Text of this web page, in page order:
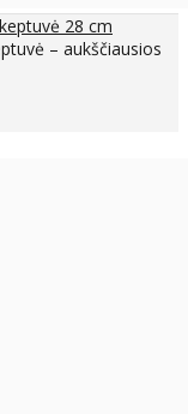
28 cm
– aukščiausios